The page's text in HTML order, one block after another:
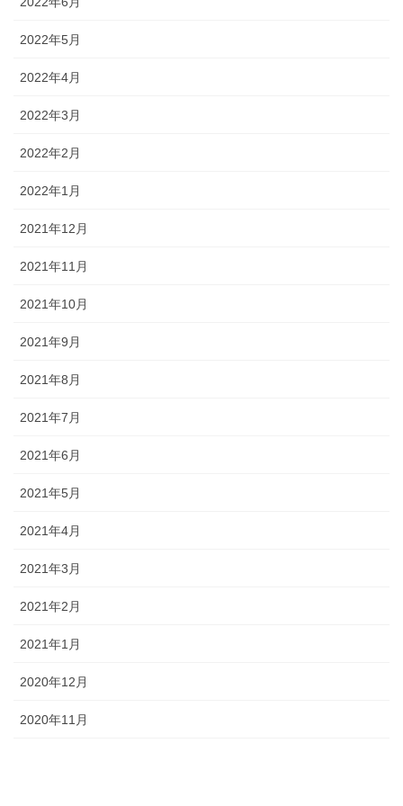
2022年5月
2022年4月
2022年3月
2022年2月
2022年1月
2021年12月
2021年11月
2021年10月
2021年9月
2021年8月
2021年7月
2021年6月
2021年5月
2021年4月
2021年3月
2021年2月
2021年1月
2020年12月
2020年11月